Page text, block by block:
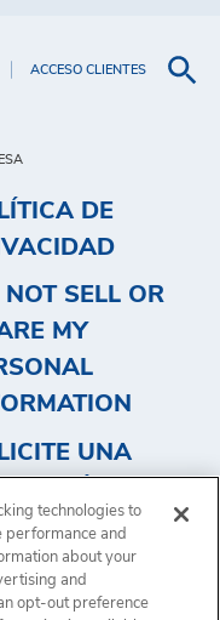
ACCESO CLIENTES
DE
NOT SELL OR
MY
UNA
technologies to
performance and
about your
and
opt-out preference